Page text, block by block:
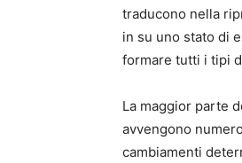
traducono nella
in su uno stato di
formare tutti i tipi
La maggior parte
avvengono
cambiamenti